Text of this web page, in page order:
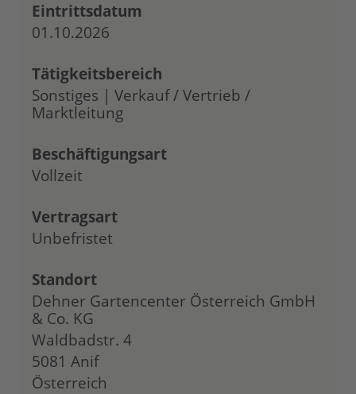
Eintrittsdatum
01.10.2026
Tätigkeitsbereich
Sonstiges | Verkauf / Vertrieb /
Marktleitung
Beschäftigungsart
Vollzeit
Vertragsart
Unbefristet
Standort
Dehner Gartencenter Österreich GmbH
& Co. KG
Waldbadstr. 4
5081 Anif
Österreich